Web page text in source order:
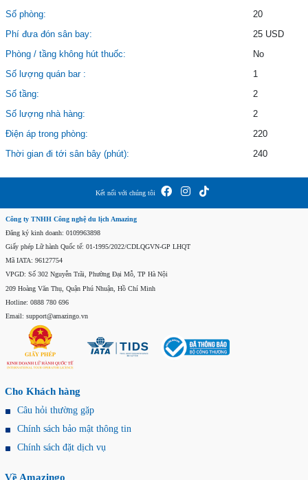
Số phòng:
20
Phí đưa đón sân bay:
25 USD
Phòng / tầng không hút thuốc:
No
Số lượng quán bar :
1
Số tầng:
2
Số lượng nhà hàng:
2
Điện áp trong phòng:
220
Thời gian đi tới sân bây (phút):
240
Kết nối với chúng tôi
Công ty TNHH Công nghệ du lịch Amazing
Đăng ký kinh doanh: 0109963898
Giấy phép Lữ hành Quốc tế: 01-1995/2022/CDLQGVN-GP LHQT
Mã IATA: 96127754
VPGD: Số 302 Nguyễn Trãi, Phường Đại Mỗ, TP Hà Nội
209 Hoàng Văn Thụ, Quận Phú Nhuận, Hồ Chí Minh
Hotline: 0888 780 696
Email: support@amazingo.vn
Cho Khách hàng
Câu hỏi thường gặp
Chính sách bảo mật thông tin
Chính sách đặt dịch vụ
Về Amazingo